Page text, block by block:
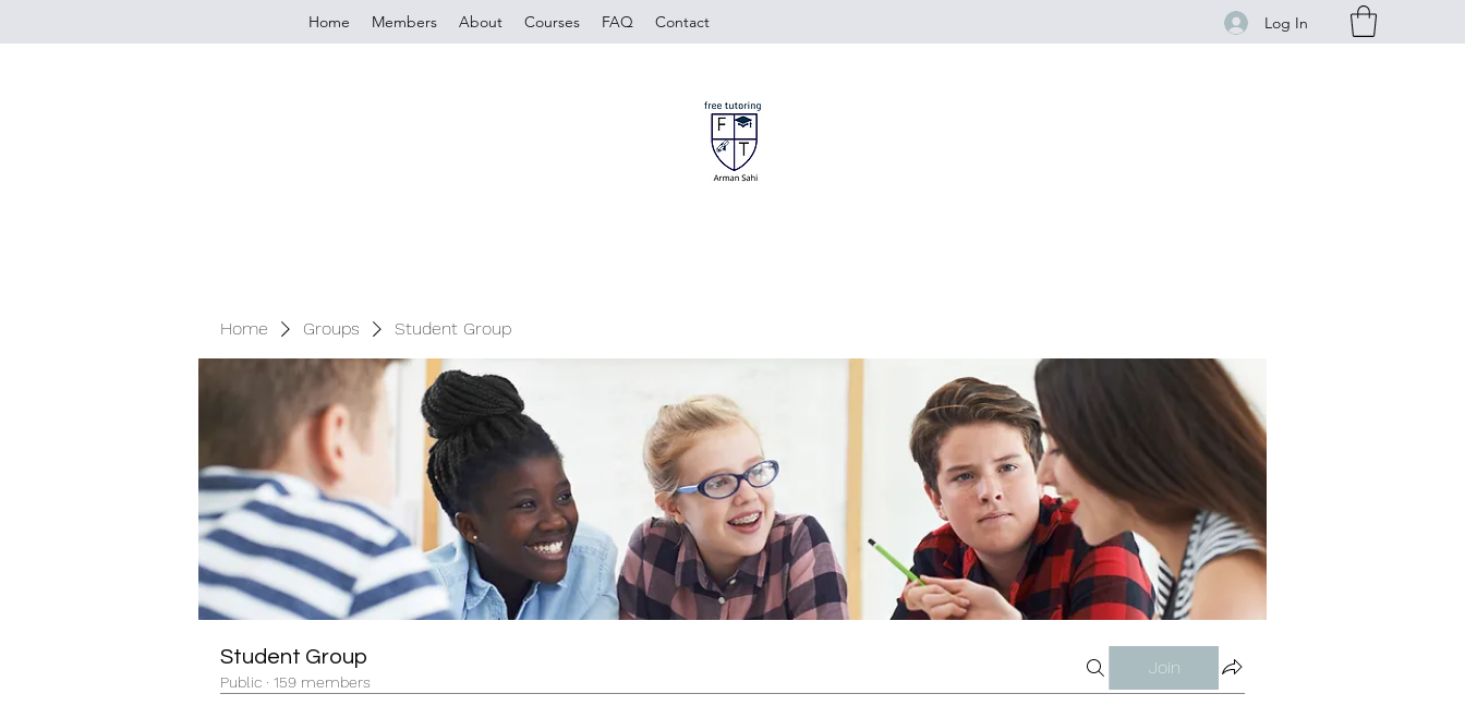
Home Members About Courses FAQ Contact Log In
Home Groups Student Group
Student Group
Public · 159 members
Join